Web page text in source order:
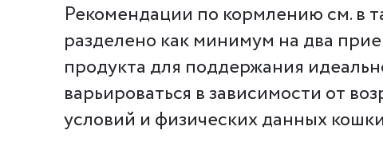
Рекомендации по кормлению см. в
разделено как минимум на два
продукта для поддержания
варьироваться в зависимости от
условий и физических данных